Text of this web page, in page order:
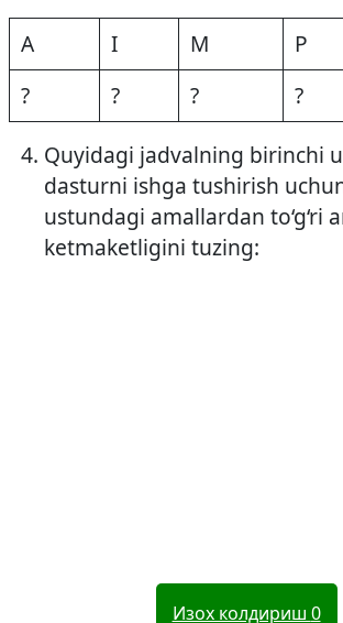
A
I M P
?
? ? ?
Quyidagi jadvalning birinchi
dasturni ishga tushirish
ustundagi amallardan to‘g‘ri
ketmaketligini tuzing:
Изох колдириш 0